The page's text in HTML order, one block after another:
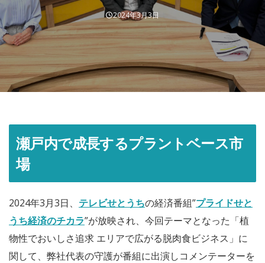
2024年3月3日
瀬戸内で成長するプラントベース市
場
2024年3月3日、 テレビせとうちの経済番組”プライドせと
うち経済のチカラ”が放映され、今回テーマとなった「植
物性でおいしさ追求 エリアで広がる脱肉食ビジネス」に
関して、弊社代表の守護が番組に出演しコメンテーターを